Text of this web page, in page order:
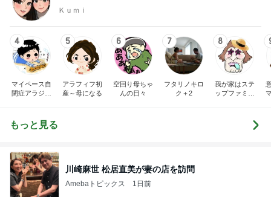
Ｋｕｍｉ
4
マイペース自
閉症アラジン
5
アラフィフ初
産～母になる
6
空回り母ちゃ
んの日々
7
フタリノキロ
ク＋2
8
我が家はステ
ップファミリ
もっと見る
川崎麻世 松居直美が妻の店を訪問
Amebaトピックス 1日前